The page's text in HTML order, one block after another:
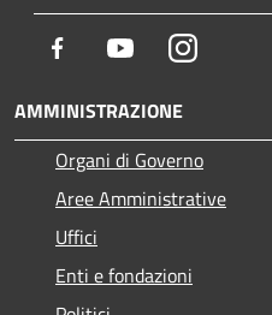
Facebook YoutubeInstagram
AMMINISTRAZIONE
Organi di Governo
Aree Amministrative
Uffici
Enti e fondazioni